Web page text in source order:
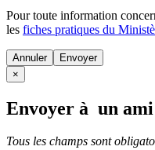
Pour toute information
les fiches pratiques du
Annuler
×
Envoyer à un ami
Tous les champs sont